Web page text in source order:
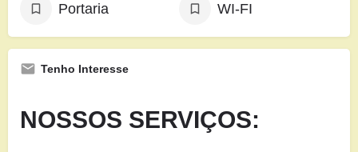
Portaria WI-FI
Tenho Interesse
NOSSOS SERVIÇOS: